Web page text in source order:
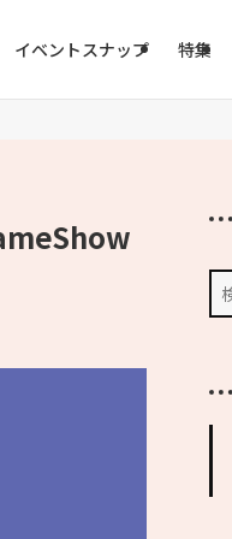
イベントスナップ 特集